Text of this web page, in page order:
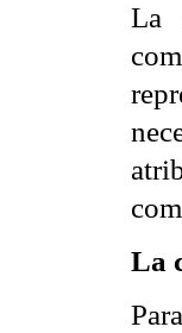
La
La